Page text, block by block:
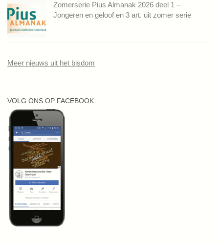
Zomerserie Pius Almanak 2026 deel 1 –
Jongeren en geloof en 3 art. uit zomer serie
Meer nieuws uit het bisdom
VOLG ONS OP FACEBOOK